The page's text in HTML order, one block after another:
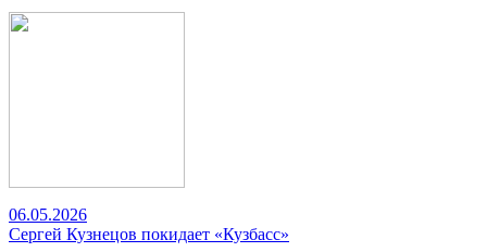
06.05.2026
Сергей Кузнецов покидает «Кузбасс»